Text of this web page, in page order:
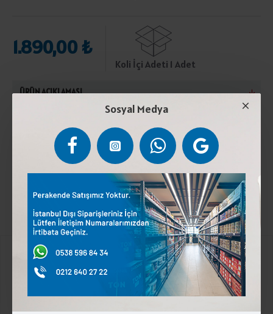
Sosyal Medya
1.890,00 ₺
Koli İçi Adeti 1 Adet
ÜRÜN AÇIKLAMASI
üretilmiştir.0°C ile 4°C arasında buzdolabında
saklayınız.Laktoz içerir.
Kurumsal